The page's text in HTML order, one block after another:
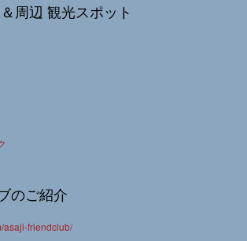
周辺 観光スポット
のご紹介
asaji-friendclub/